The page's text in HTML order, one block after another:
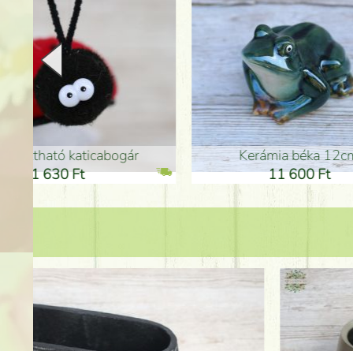
Kerámia béka 12cm
11 600 Ft